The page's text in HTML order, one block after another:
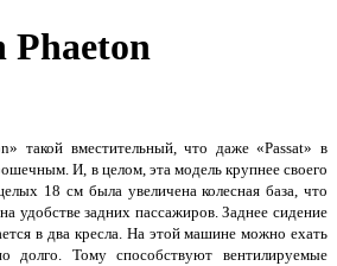
Phaeton
» такой вместительный, что даже«Passat» в
И, в целом, эта модель крупнее своего
18 см была увеличена колесная база, что
удобстве задних пассажиров. Заднее сидение
в два кресла. На этой машине можно ехать
долго. Тому способствуют вентилируемые